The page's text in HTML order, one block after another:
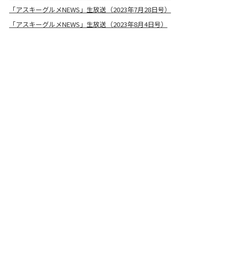
「アスキーグルメNEWS」生放送（2023年7月28日号）
「アスキーグルメNEWS」生放送（2023年8月4日号）